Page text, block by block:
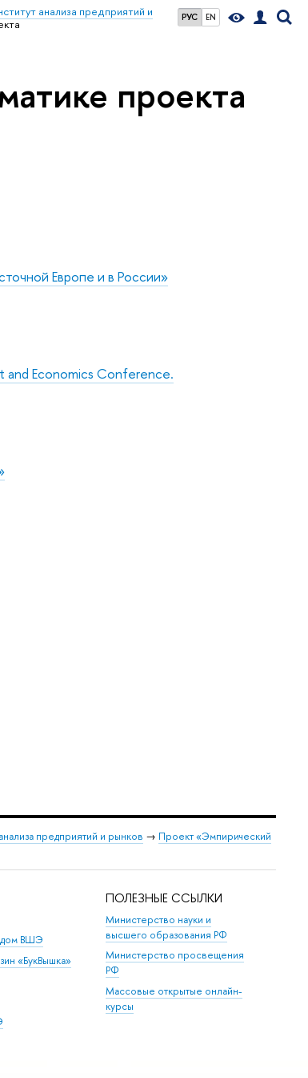
РУС EN
анализа предприятий и
проекта
Европе и в России»
and Economics Conference.
предприятий и рынков → Проект «Эмпирический
дом ВШЭ
«БукВышка»
ПОЛЕЗНЫЕ ССЫЛКИ
Министерство науки и
высшего образования РФ
Министерство просвещения
РФ
Массовые открытые онлайн-
курсы